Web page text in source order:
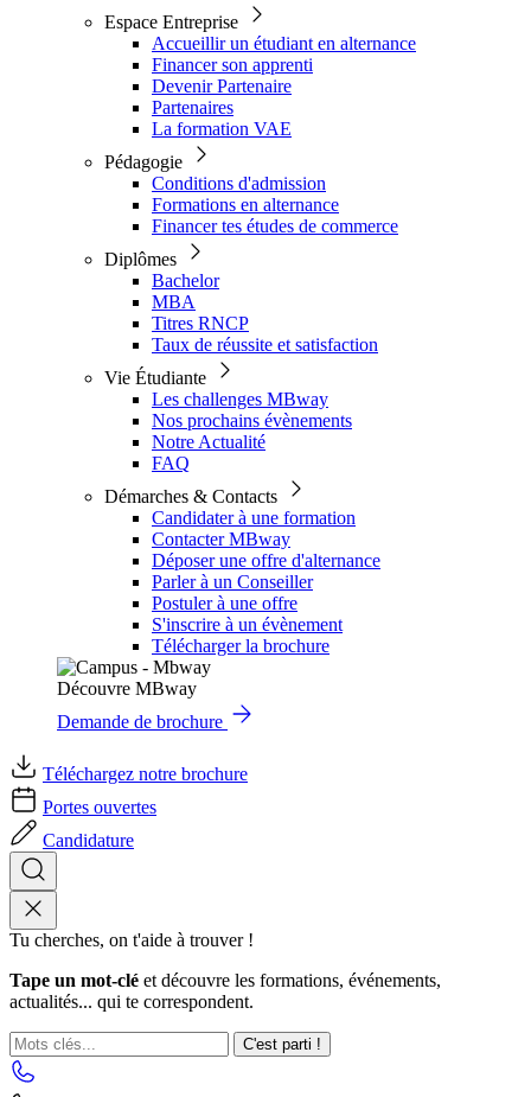
Espace Entreprise
Accueillir un étudiant en alternance
Financer son apprenti
Devenir Partenaire
Partenaires
La formation VAE
Pédagogie
Conditions d'admission
Formations en alternance
Financer tes études de commerce
Diplômes
Bachelor
MBA
Titres RNCP
Taux de réussite et satisfaction
Vie Étudiante
Les challenges MBway
Nos prochains évènements
Notre Actualité
FAQ
Démarches & Contacts
Candidater à une formation
Contacter MBway
Déposer une offre d'alternance
Parler à un Conseiller
Postuler à une offre
S'inscrire à un évènement
Télécharger la brochure
Découvre MBway
Demande de brochure
Téléchargez notre brochure
Portes ouvertes
Candidature
Tu cherches, on t'aide à trouver !
Tape un mot-clé et découvre les formations, événements,
actualités... qui te correspondent.
C'est parti !